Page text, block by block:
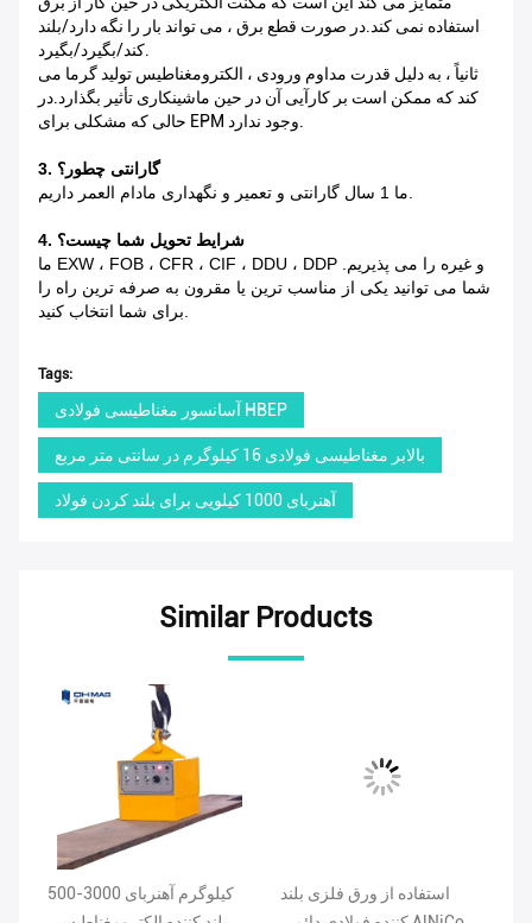
استفاده نمی کند.در صورت قطع برق ، می تواند بار را نگه دارد/بلند
کند/بگیرد/بگیرد.
ثانیاً ، به دلیل قدرت مداوم ورودی ، الکترومغناطیس تولید گرما می
کند که ممکن است بر کارآیی آن در حین ماشینکاری تأثیر بگذارد.در
حالی که مشکلی برای EPM وجود ندارد.
3. گارانتی چطور؟
4. شرایط تحویل شما چیست؟
ما EXW ، FOB ، CFR ، CIF ، DDU ، DDP و غیره را می پذیریم.
شما می توانید یکی از مناسب ترین یا مقرون به صرفه ترین راه را
Tags:
آسانسور مغناطیسی فولادی HBEP
بالابر مغناطیسی فولادی 16 کیلوگرم در سانتی متر مربع
آهنربای 1000 کیلویی برای بلند کردن فولاد
Similar Products
500-3000 کیلوگرم آهنربای
استفاده از ورق فلزی بلند